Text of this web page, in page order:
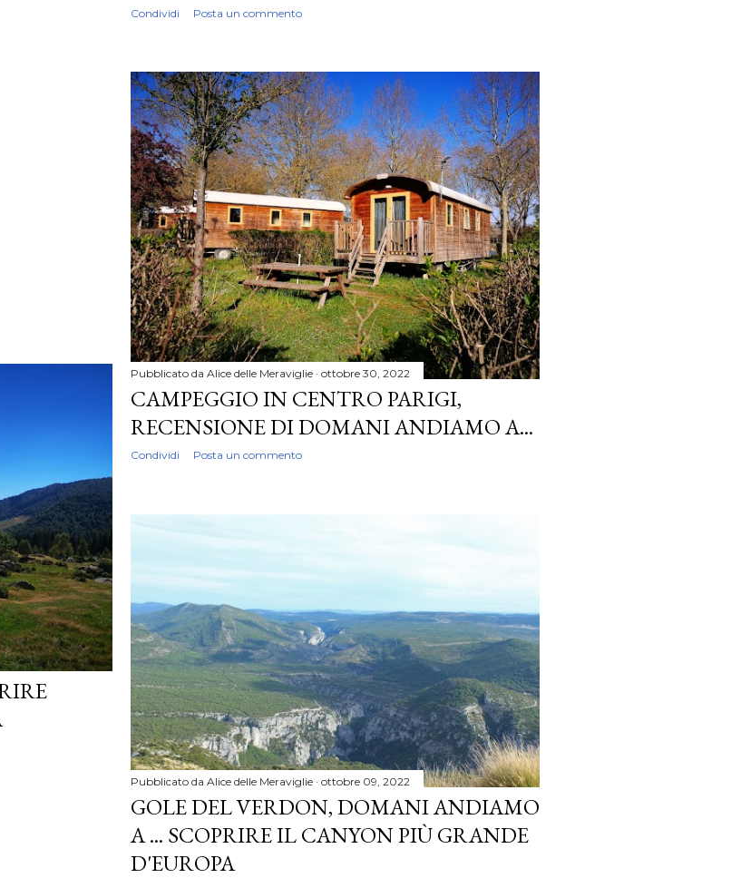
Condividi Posta un commento
Pubblicato da Alice delle Meraviglie ottobre 30, 2022
CAMPEGGIO IN CENTRO PARIGI,
RECENSIONE DI DOMANI ANDIAMO A...
Condividi Posta un commento
Pubblicato da Alice delle Meraviglie ottobre 09, 2022
GOLE DEL VERDON, DOMANI ANDIAMO
A ... SCOPRIRE IL CANYON PIÙ GRANDE
D'EUROPA